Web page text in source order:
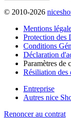
© 2010-2026
Mentions
Protection des
Conditions
Déclaration
Paramètres de
Résiliation des
Entreprise
Autres nice
Renoncer au contrat